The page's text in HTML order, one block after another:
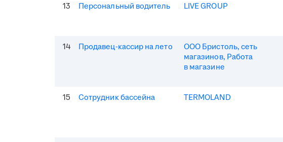
13 Персональный водитель LIVE GROUP
14 Продавец-кассир на лето
ООО Бристоль, сеть
магазинов, Работа
в магазине
15 Сотрудник бассейна TERMOLAND